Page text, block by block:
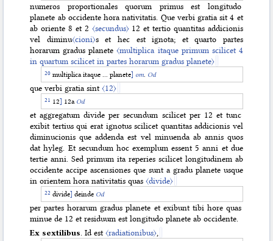
numeros proportionales quorum primus est longitudo
planete ab occidente hora nativitatis. Que verbi gratia sit 4 et
ab oriente 8 et 2 〈secundus〉12 et tertio quantitas addicionis
vel diminu〈cioni〉s et hec est ignota; et quarto partes
horarum gradus planete〈multiplica itaque primum scilicet 4
in quartum scilicet in partes horarum gradus planete〉
multiplica itaque ... planete] om. Od
que verbi gratia sint〈12〉
12] 12a Od
et aggregatum divide per secundum scilicet per 12 et tunc
exibit tertius qui erat ignotus scilicet quantitas addicionis vel
diminucionis que addenda est vel minuenda ab annis quos
dat hyleg. Et secundum hoc exemplum essent 5 anni et due
tertie anni. Sed primum ita reperies scilicet longitudinem ab
occidente accipe ascensiones que sunt a gradu planete usque
in orientem hora nativitatis quas〈divide〉
divide] deinde Od
per partes horarum gradus planete et exibunt tibi hore quas
minue de 12 et residuum est longitudo planete ab occidente.
Ex sextilibus. Id est〈radiationibus〉,